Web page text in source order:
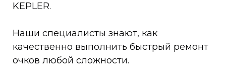
KEPLER.
Наши специалисты знают, как
качественно выполнить быстрый ремонт
очков любой сложности.